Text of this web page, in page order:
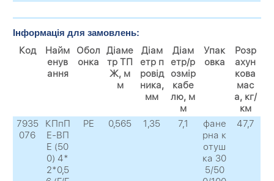
Інформація для замовлень:
Код
Найм
енув
ання
Обол
онка
Діаме
тр ТП
Ж, м
м
Діам
етр п
ровід
ника,
мм
Діам
етр/р
озмір
кабе
лю, м
м
Упак
овка
Розр
ахун
кова
мас
а, кг/
км
7935
076
КПпП
Е-ВП
Е (50
0) 4*
2*0,5
PE 0,565 1,35 7,1
фане
рна к
отуш
ка 30
5/50
47,7